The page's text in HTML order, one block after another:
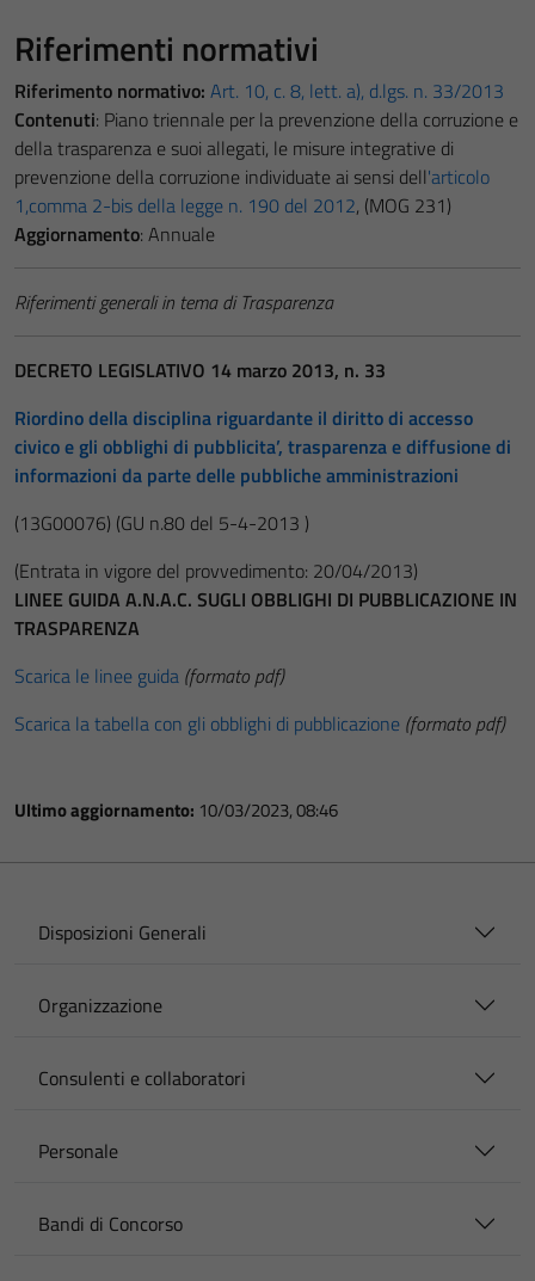
Riferimenti normativi
Riferimento normativo: Art. 10, c. 8, lett. a), d.lgs. n. 33/2013
Contenuti: Piano triennale per la prevenzione della corruzione e
della trasparenza e suoi allegati, le misure integrative di
prevenzione della corruzione individuate ai sensi dell'articolo
1,comma 2-bis della legge n. 190 del 2012, (MOG 231)
Aggiornamento: Annuale
Riferimenti generali in tema di Trasparenza
DECRETO LEGISLATIVO 14 marzo 2013, n. 33
Riordino della disciplina riguardante il diritto di accesso
civico e gli obblighi di pubblicita’, trasparenza e diffusione di
informazioni da parte delle pubbliche amministrazioni
(13G00076) (GU n.80 del 5-4-2013 )
(Entrata in vigore del provvedimento: 20/04/2013)
LINEE GUIDA A.N.A.C. SUGLI OBBLIGHI DI PUBBLICAZIONE IN
TRASPARENZA
Scarica le linee guida (formato pdf)
Scarica la tabella con gli obblighi di pubblicazione (formato pdf)
Ultimo aggiornamento: 10/03/2023, 08:46
Disposizioni Generali
Organizzazione
Consulenti e collaboratori
Personale
Bandi di Concorso